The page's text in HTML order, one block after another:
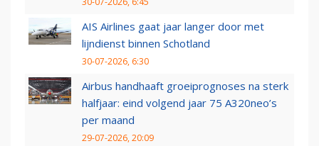
AIS Airlines gaat jaar langer door met
lijndienst binnen Schotland
30-07-2026, 6:30
Airbus handhaaft groeiprognoses na sterk
halfjaar: eind volgend jaar 75 A320neo’s
per maand
29-07-2026, 20:09